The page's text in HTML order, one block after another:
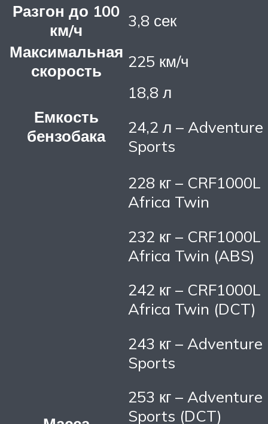
Разгон до 100
км/ч
3,8 сек
Максимальная
скорость
225 км/ч
Емкость
бензобака
18,8 л
24,2 л – Adventure
Sports
228 кг – CRF1000L
Africa Twin
232 кг – CRF1000L
Africa Twin (ABS)
242 кг – CRF1000L
Africa Twin (DCT)
243 кг – Adventure
Sports
253 кг – Adventure
Sports (DCT)